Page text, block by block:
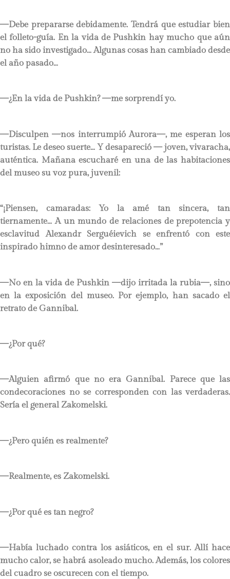
—Debe prepararse debidamente. Tendrá que estudiar bien
el folleto-guía. En la vida de Pushkin hay mucho que aún
no ha sido investigado… Algunas cosas han cambiado desde
el año pasado…
—¿En la vida de Pushkin? —me sorprendí yo.
—Disculpen —nos interrumpió Aurora—, me esperan los
turistas. Le deseo suerte… Y desapareció — joven, vivaracha,
auténtica. Mañana escucharé en una de las habitaciones
del museo su voz pura, juvenil:
“¡Piensen, camaradas: Yo la amé tan sincera, tan
tiernamente… A un mundo de relaciones de prepotencia y
esclavitud Alexandr Serguéievich se enfrentó con este
inspirado himno de amor desinteresado…”
—No en la vida de Pushkin —dijo irritada la rubia—, sino
en la exposición del museo. Por ejemplo, han sacado el
retrato de Gannibal.
—¿Por qué?
—Alguien afirmó que no era Gannibal. Parece que las
condecoraciones no se corresponden con las verdaderas.
Sería el general Zakomelski.
—¿Pero quién es realmente?
—Realmente, es Zakomelski.
—¿Por qué es tan negro?
—Había luchado contra los asiáticos, en el sur. Allí hace
mucho calor, se habrá asoleado mucho. Además, los colores
del cuadro se oscurecen con el tiempo.